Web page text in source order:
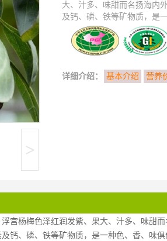
>
大、汁多、味甜而名扬海内
及钙、磷、铁等矿物质，是
详细介绍： 基本介绍 营养
宫杨梅色泽红润发紫、果大、汁多、味甜
钙、磷、铁等矿物质，是一种色、香、味